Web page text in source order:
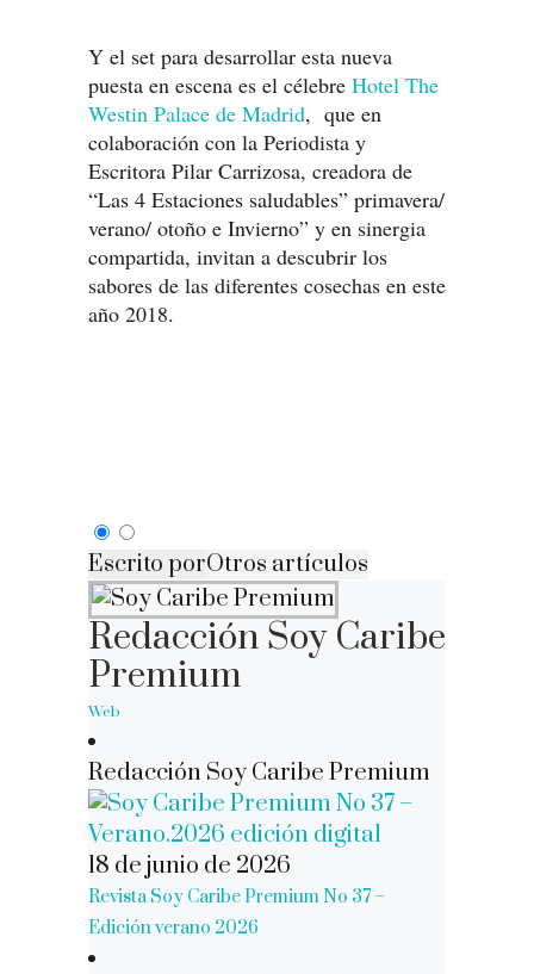
Y el set para desarrollar esta nueva
puesta en escena es el célebre Hotel The
Westin Palace de Madrid, que en
colaboración con la Periodista y
Escritora Pilar Carrizosa, creadora de
“Las 4 Estaciones saludables” primavera/
verano/ otoño e Invierno” y en sinergia
compartida, invitan a descubrir los
sabores de las diferentes cosechas en este
año 2018.
Escrito porOtros artículos
Redacción Soy Caribe
Premium
Web
Redacción Soy Caribe Premium
18 de junio de 2026
Revista Soy Caribe Premium No 37 –
Edición verano 2026